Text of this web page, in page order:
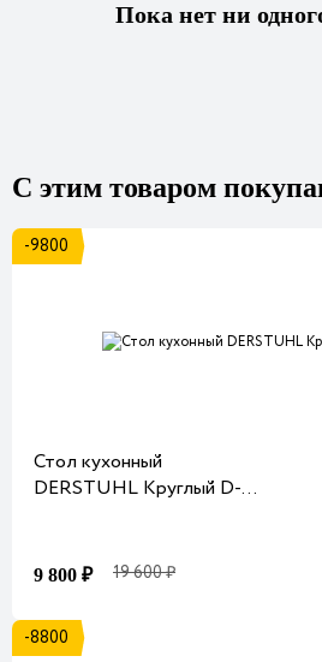
Пока нет ни
С этим товаром
-9800
Стол кухонный
DERSTUHL Круглый D-
9 800 ₽ 19 600 ₽
-8800